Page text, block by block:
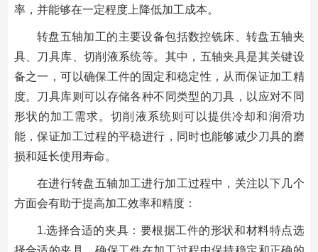
率，并能够在一定程度上降低加工成本。
转盘五轴加工的主要设备包括数控铣床、转盘五轴夹
具、刀具库、切削液系统等。其中，五轴夹具是其关键设
备之一，可以确保工件的固定和稳定性，从而保证加工精
度。刀具库则可以存储各种不同类型的刀具，以应对不同
形状的加工需求。切削液系统则可以提供冷却和润滑功
能，保证加工过程的平稳进行，同时也能够减少刀具的磨
损和延长使用寿命。
在进行转盘五轴加工进行加工过程中，关注以下几个
方面会有助于提高加工效率和精度：
1.选择合适的夹具：要根据工件的形状和材料特点选